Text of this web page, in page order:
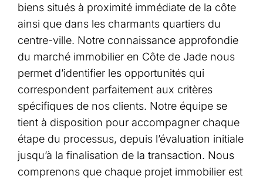
biens situés à proximité immédiate de la côte
ainsi que dans les charmants quartiers du
centre-ville. Notre connaissance approfondie
du marché immobilier en Côte de Jade nous
permet d’identifier les opportunités qui
correspondent parfaitement aux critères
spécifiques de nos clients. Notre équipe se
tient à disposition pour accompagner chaque
étape du processus, depuis l’évaluation initiale
jusqu’à la finalisation de la transaction. Nous
comprenons que chaque projet immobilier est